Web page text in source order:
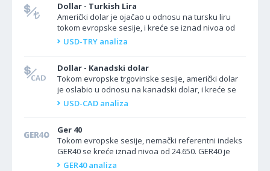
Dollar - Turkish Lira
Američki dolar je ojačao u odnosu na tursku liru
tokom evropske sesije, i kreće se iznad nivoa od
40,06. Par USD/TRY nastavlja da jača, jer...
USD-TRY analiza
Dollar - Kanadski dolar
Tokom evropske trgovinske sesije, američki dolar
je oslabio u odnosu na kanadski dolar, i kreće se
ispod nivoa od 1,3660. Par USD/CAD trguje u uskom
USD-CAD analiza
Ger 40
Tokom evropske sesije, nemački referentni indeks
GER40 se kreće iznad nivoa od 24.650. GER40 je
skočio u četvrtak, dostigavši novu rekordnu...
GER40 analiza